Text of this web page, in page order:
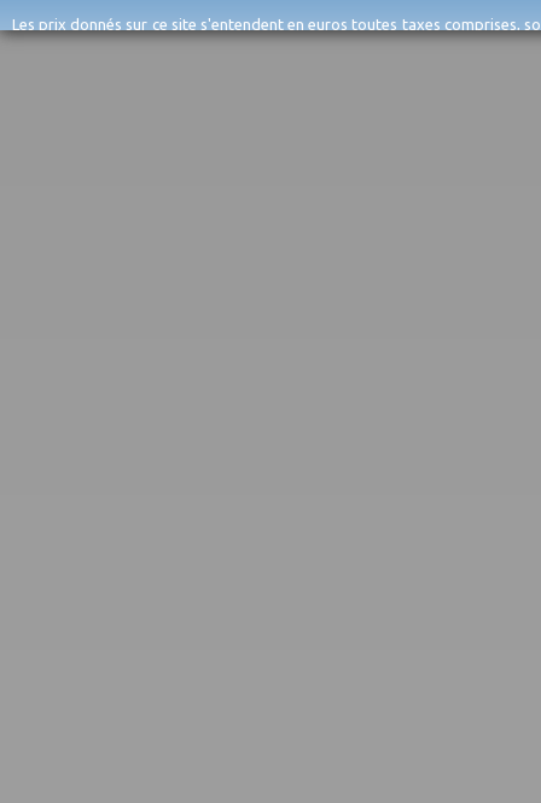
Les prix donnés sur ce site s'entendent en euros toutes taxes comprises,
erreurs d'encodage, et sauf épuisement du stock et/ou impossibilité de